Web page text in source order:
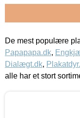
De mest populære
Papapapa.dk,
Dialægt.dk,
alle har et stort